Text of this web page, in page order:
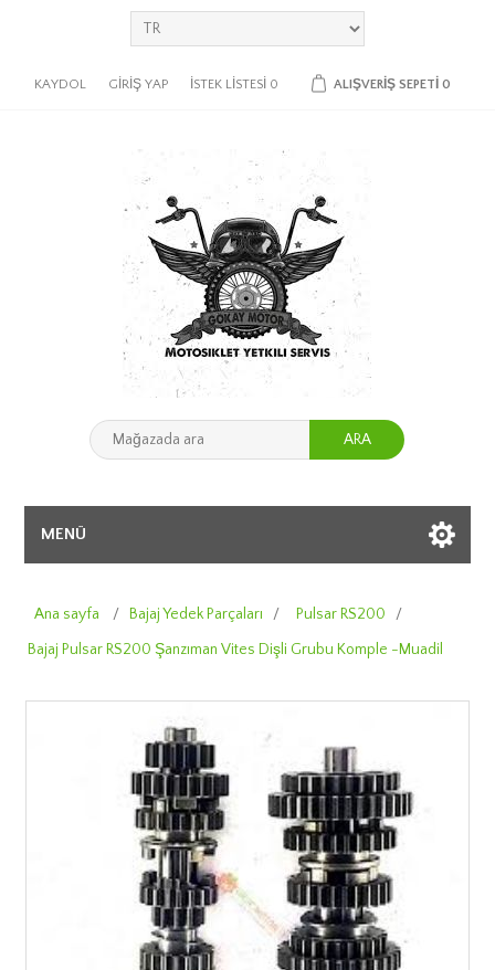
KAYDOL GIRIŞ YAP İSTEK LISTESI 0 ALIŞVERIŞ SEPETI 0
ARA
MENÜ
Ana sayfa / Bajaj Yedek Parçaları / Pulsar RS200
/
Bajaj Pulsar RS200 Şanzıman Vites Dişli Grubu Komple -Muadil